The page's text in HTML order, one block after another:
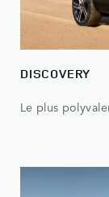
DISCOVERY
Le plus